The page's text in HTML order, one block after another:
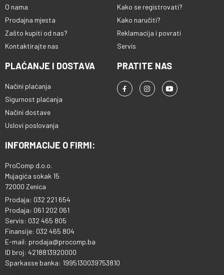
O nama
Prodajna mjesta
Zašto kupiti od nas?
Kontaktirajte nas
Kako se registrovati?
Kako naručiti?
Reklamacija i povrati
Servis
PLAĆANJE I DOSTAVA
Načini plaćanja
Sigurnost plaćanja
Načini dostave
Uslovi poslovanja
PRATITE NAS
INFORMACIJE O FIRMI:
ProComp d.o.o.
Mujagića sokak 15
72000 Zenica
Prodaja: 032 221 654
Prodaja: 061 202 061
Servis: 032 465 805
Finansije: 032 465 804
E-mail: prodaja@procomp.ba
ID broj: 4218813920000
Sparkasse banka: 1995130039753810